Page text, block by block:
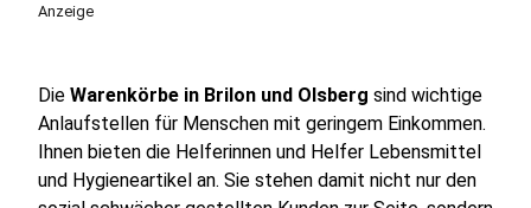
Anzeige
Die Warenkörbe in Brilon und Olsberg sind wichtige
Anlaufstellen für Menschen mit geringem Einkommen.
Ihnen bieten die Helferinnen und Helfer Lebensmittel
und Hygieneartikel an. Sie stehen damit nicht nur den